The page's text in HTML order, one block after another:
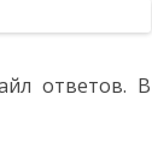
ответов. В